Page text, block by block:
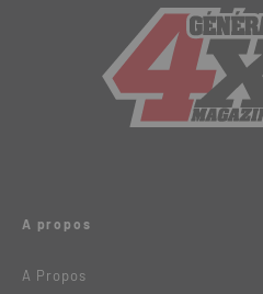
A propos
A Propos